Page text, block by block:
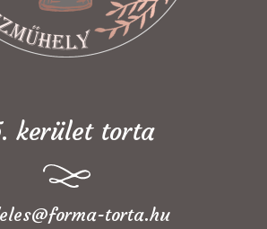
kerület torta
torta.hu